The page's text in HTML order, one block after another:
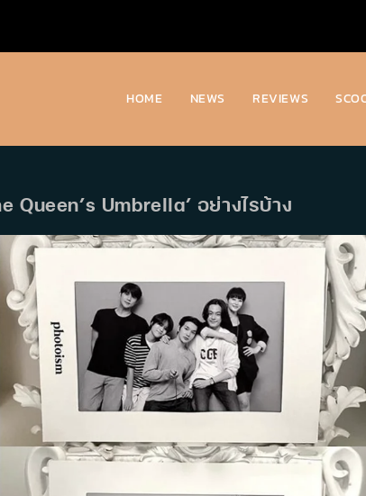
HOME NEWS REVIEWS
Queen’s Umbrella’ อย่างไรบ้าง